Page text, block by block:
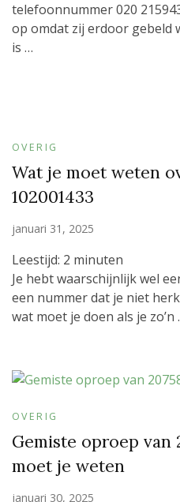
telefoonnummer 020
op omdat zij erdoor gebeld
is …
OVERIG
Wat je moet weten
102001433
januari 31, 2025
Leestijd: 2 minuten
Je hebt waarschijnlijk wel
een nummer dat je niet
wat moet je doen als je zo’n
OVERIG
Gemiste oproep van
moet je weten
januari 30, 2025